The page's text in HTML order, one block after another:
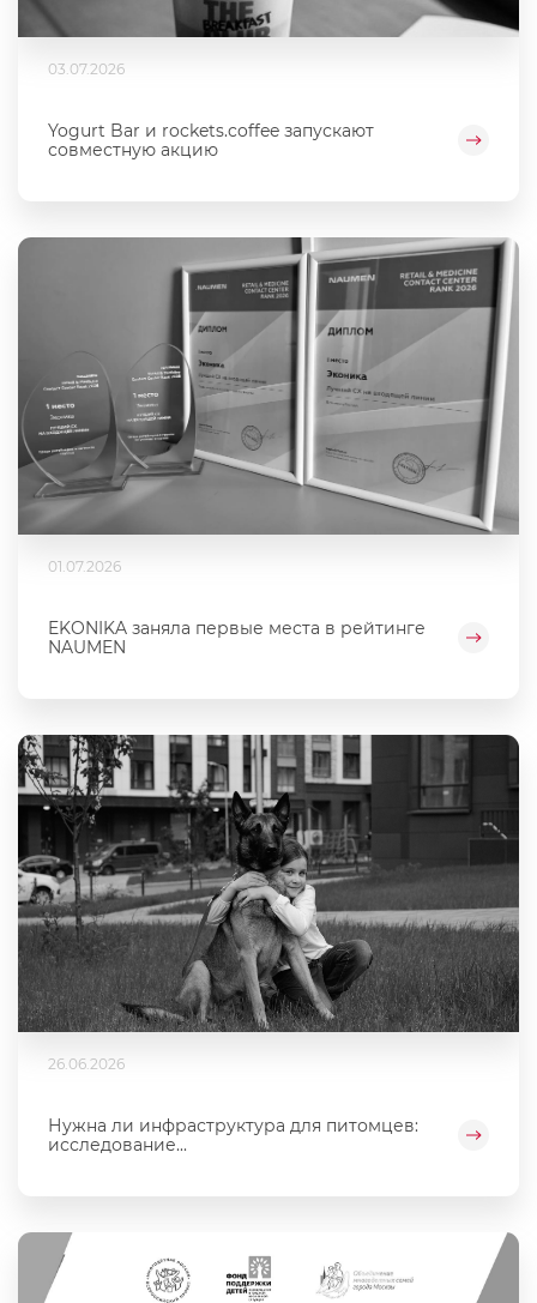
03.07.2026
Yogurt Bar и rockets.coffee запускают
совместную акцию
01.07.2026
EKONIKA заняла первые места в рейтинге
NAUMEN
26.06.2026
Нужна ли инфраструктура для питомцев:
исследование...